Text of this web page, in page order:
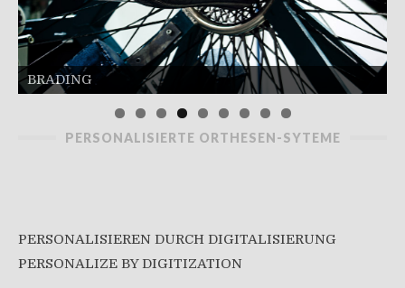
BRADING
PERSONALISIERTE ORTHESEN-SYTEME
PERSONALISIEREN DURCH DIGITALISIERUNG
PERSONALIZE BY DIGITIZATION